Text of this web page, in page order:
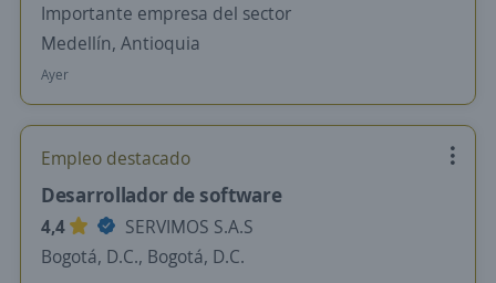
Importante empresa del sector
Medellín, Antioquia
Ayer
Empleo destacado
Desarrollador de software
4,4
SERVIMOS S.A.S
Bogotá, D.C., Bogotá, D.C.